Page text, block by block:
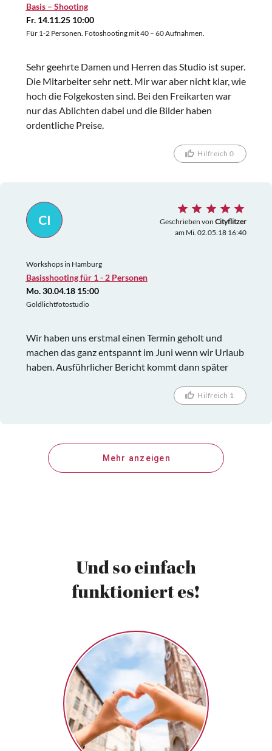
Basis – Shooting
Fr. 14.11.25 10:00
Für 1-2 Personen. Fotoshooting mit 40 – 60 Aufnahmen.
Sehr geehrte Damen und Herren das Studio ist super.
Die Mitarbeiter sehr nett. Mir war aber nicht klar, wie
hoch die Folgekosten sind. Bei den Freikarten war
nur das Ablichten dabei und die Bilder haben
ordentliche Preise.
Hilfreich 0
CI Geschrieben von Cityflitzer
am Mi. 02.05.18 16:40
Workshops in Hamburg
Basisshooting für 1 - 2 Personen
Mo. 30.04.18 15:00
Goldlichtfotostudio
Wir haben uns erstmal einen Termin geholt und
machen das ganz entspannt im Juni wenn wir Urlaub
haben. Ausführlicher Bericht kommt dann später
Hilfreich 1
Mehr anzeigen
Und so einfach
funktioniert es!